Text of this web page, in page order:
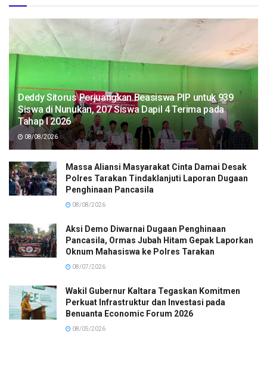
Deddy Sitorus Perjuangkan Beasiswa PIP untuk 939
Siswa di Nunukan, 207 Siswa Dapil 4 Terima pada
Tahap I 2026
08/08/2026
Massa Aliansi Masyarakat Cinta Damai Desak
Polres Tarakan Tindaklanjuti Laporan Dugaan
Penghinaan Pancasila
08/08/2026
Aksi Demo Diwarnai Dugaan Penghinaan
Pancasila, Ormas Jubah Hitam Gepak Laporkan
Oknum Mahasiswa ke Polres Tarakan
08/07/2026
Wakil Gubernur Kaltara Tegaskan Komitmen
Perkuat Infrastruktur dan Investasi pada
Benuanta Economic Forum 2026
08/05/2026